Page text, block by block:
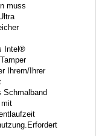
muss
Intel®
Ihrem/Ihrer
Schmalband